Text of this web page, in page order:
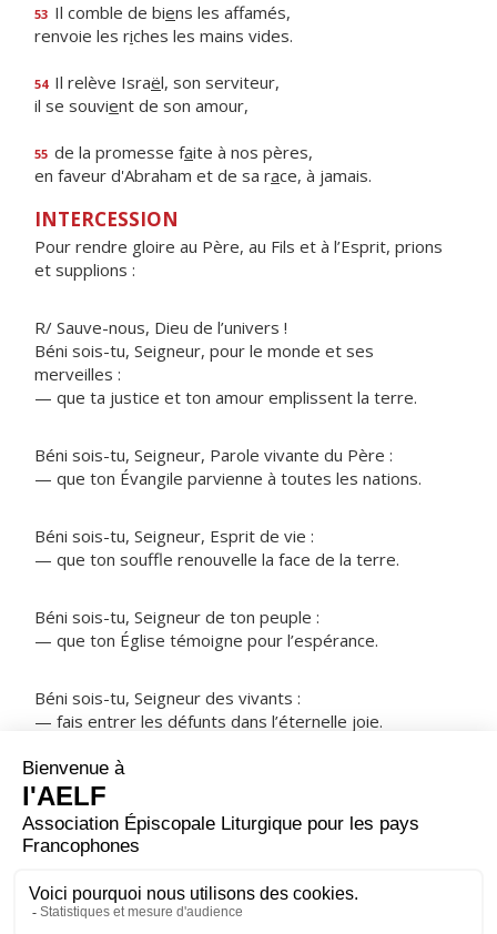
53 Il comble de biens les affamés,
renvoie les riches les mains vides.
54 Il relève Israël, son serviteur,
il se souvient de son amour,
55 de la promesse faite à nos pères,
en faveur d'Abraham et de sa race, à jamais.
INTERCESSION
Pour rendre gloire au Père, au Fils et à l’Esprit, prions
et supplions :
R/ Sauve-nous, Dieu de l’univers !
Béni sois-tu, Seigneur, pour le monde et ses
merveilles :
— que ta justice et ton amour emplissent la terre.
Béni sois-tu, Seigneur, Parole vivante du Père :
— que ton Évangile parvienne à toutes les nations.
Béni sois-tu, Seigneur, Esprit de vie :
— que ton souffle renouvelle la face de la terre.
Béni sois-tu, Seigneur de ton peuple :
— que ton Église témoigne pour l’espérance.
Béni sois-tu, Seigneur des vivants :
— fais entrer les défunts dans l’éternelle joie.
NOTRE PÈRE
ORAISON
ce que tu veux et servir ta gloire d'un cœur sans
partage.